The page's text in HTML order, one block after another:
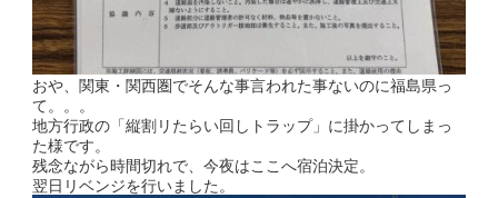
おや、関東・関西圏でそんな事言われた事ないのに福島県っ
て。。。
地方行政の「縦割リたらい回しトラップ」に掛かってしまっ
た様です。
残念ながら時間切れで、今夜はここへ宿泊決定。
翌日リベンジを行いました。